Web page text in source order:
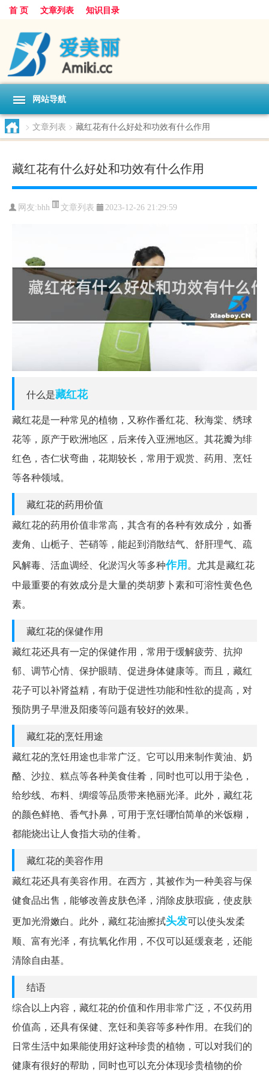
首 页 文章列表 知识目录
网站导航
> 文章列表 > 藏红花有什么好处和功效有什么作用
藏红花有什么好处和功效有什么作用
网友:bhh 文章列表 2023-12-26 21:29:59
什么是藏红花
藏红花是一种常见的植物，又称作番红花、秋海棠、绣球
花等，原产于欧洲地区，后来传入亚洲地区。其花瓣为绯
红色，杏仁状弯曲，花期较长，常用于观赏、药用、烹饪
等各种领域。
藏红花的药用价值
藏红花的药用价值非常高，其含有的各种有效成分，如番
麦角、山栀子、芒硝等，能起到消散结气、舒肝理气、疏
风解毒、活血调经、化淤泻火等多种作用。尤其是藏红花
中最重要的有效成分是大量的类胡萝卜素和可溶性黄色色
素。
藏红花的保健作用
藏红花还具有一定的保健作用，常用于缓解疲劳、抗抑
郁、调节心情、保护眼睛、促进身体健康等。而且，藏红
花子可以补肾益精，有助于促进性功能和性欲的提高，对
预防男子早泄及阳痿等问题有较好的效果。
藏红花的烹饪用途
藏红花的烹饪用途也非常广泛。它可以用来制作黄油、奶
酪、沙拉、糕点等各种美食佳肴，同时也可以用于染色，
给纱线、布料、绸缎等品质带来艳丽光泽。此外，藏红花
的颜色鲜艳、香气扑鼻，可用于烹饪哪怕简单的米饭糊，
都能烧出让人食指大动的佳肴。
藏红花的美容作用
藏红花还具有美容作用。在西方，其被作为一种美容与保
健食品出售，能够改善皮肤色泽，消除皮肤瑕疵，使皮肤
更加光滑嫩白。此外，藏红花油擦拭头发可以使头发柔
顺、富有光泽，有抗氧化作用，不仅可以延缓衰老，还能
清除自由基。
结语
综合以上内容，藏红花的价值和作用非常广泛，不仅药用
价值高，还具有保健、烹饪和美容等多种作用。在我们的
日常生活中如果能使用好这种珍贵的植物，可以对我们的
健康有很好的帮助，同时也可以充分体现珍贵植物的价